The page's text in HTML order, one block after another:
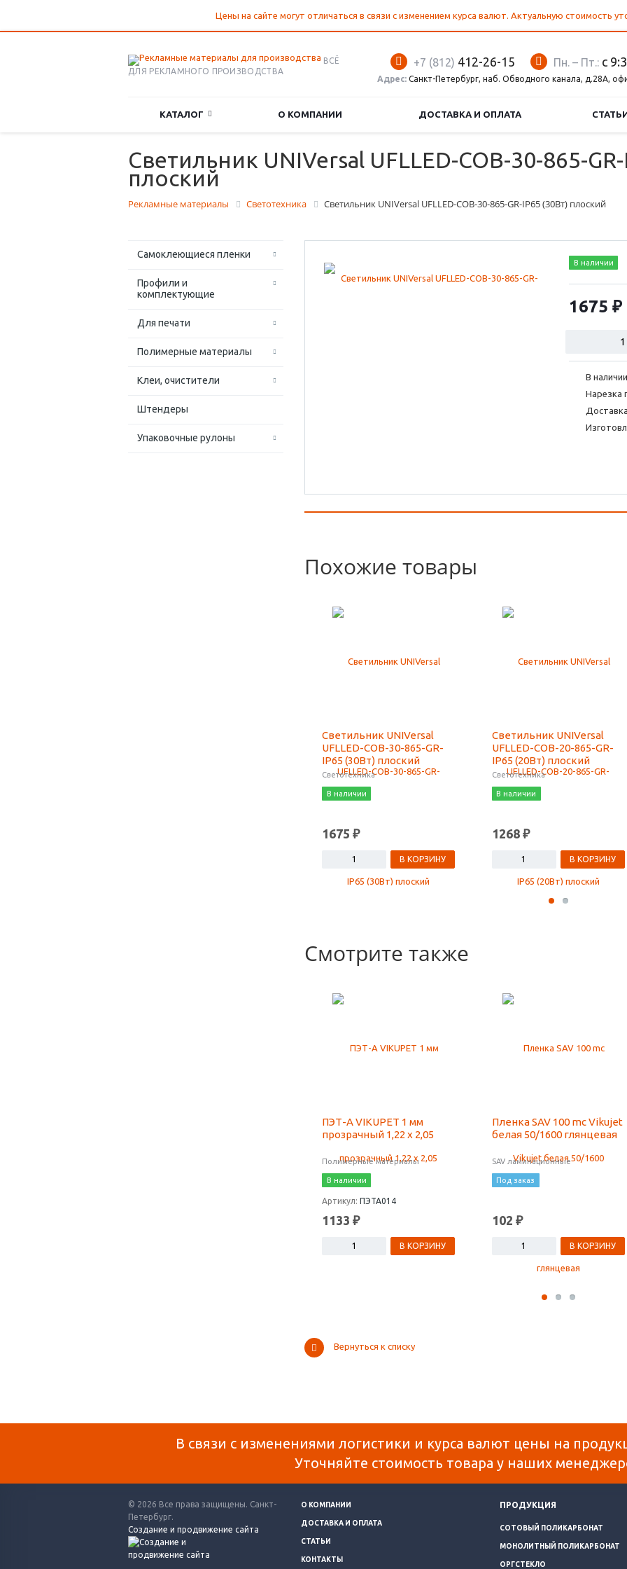
Цены на сайте могут отличаться в связи с изменением курса валют. Актуальную стоимость
ВСЁ
ДЛЯ РЕКЛАМНОГО ПРОИЗВОДСТВА
Пн. – Пт.: с
+7 (812) 412-26-15
Адрес: Санкт-Петербург, наб. Обводного канала, д.28А,
КАТАЛОГ О КОМПАНИИ ДОСТАВКА И ОПЛАТА
Светильник UNIVersal UFLLED-COB-30-865-
плоский
Рекламные материалы Светотехника Светильник UNIVersal UFLLED-COB-30-865-GR-IP65 (30Вт) плоский
Самоклеющиеся пленки
Профили и
комплектующие
Для печати
Полимерные материалы
Клеи, очистители
Штендеры
Упаковочные рулоны
В наличии
1675 ₽
В
Нарезка
Похожие товары
Светильник UNIVersal
UFLLED-COB-30-865-GR-
IP65 (30Вт) плоский
Светотехника
В наличии
1675 ₽
В КОРЗИНУ
Светильник UNIVersal
UFLLED-COB-20-865-GR-
IP65 (20Вт) плоский
Светотехника
В наличии
1268 ₽
В КОРЗИНУ
Смотрите также
ПЭТ-А VIKUPET 1 мм
прозрачный 1,22 х 2,05
Полимерные материалы
В наличии
Артикул: ПЭТА014
1133 ₽
В КОРЗИНУ
Пленка SAV 100 mc Vikujet
белая 50/1600 глянцевая
SAV ламинационные
Под заказ
102 ₽
В КОРЗИНУ
Вернуться к списку
В связи с изменениями логистики и курса валют цены на
Уточняйте стоимость товара у наших
© 2026 Все права защищены. Санкт-
Петербург.
Создание и продвижение сайта
О КОМПАНИИ
ДОСТАВКА И ОПЛАТА
СТАТЬИ
КОНТАКТЫ
ПРОДУКЦИЯ
СОТОВЫЙ ПОЛИКАРБОНАТ
МОНОЛИТНЫЙ ПОЛИКАРБОНАТ
ОРГСТЕКЛО